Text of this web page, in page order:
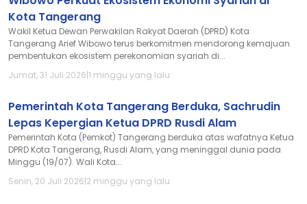
Kota Tangerang
Wakil Ketua Dewan Perwakilan Rakyat Daerah (DPRD) Kota
Tangerang Arief Wibowo terus berkomitmen mendorong kemajuan
pembentukan ekosistem perekonomian syariah di...
Jumat, 31 Juli 2026|1 minggu yang lalu
Pemerintah Kota Tangerang Berduka, Sachrudin
Lepas Kepergian Ketua DPRD Rusdi Alam
Pemerintah Kota (Pemkot) Tangerang berduka atas wafatnya Ketua
DPRD Kota Tangerang, Rusdi Alam, yang meninggal dunia pada
Minggu (19/07). Wali Kota...
Senin, 20 Juli 2026|2 minggu yang lalu